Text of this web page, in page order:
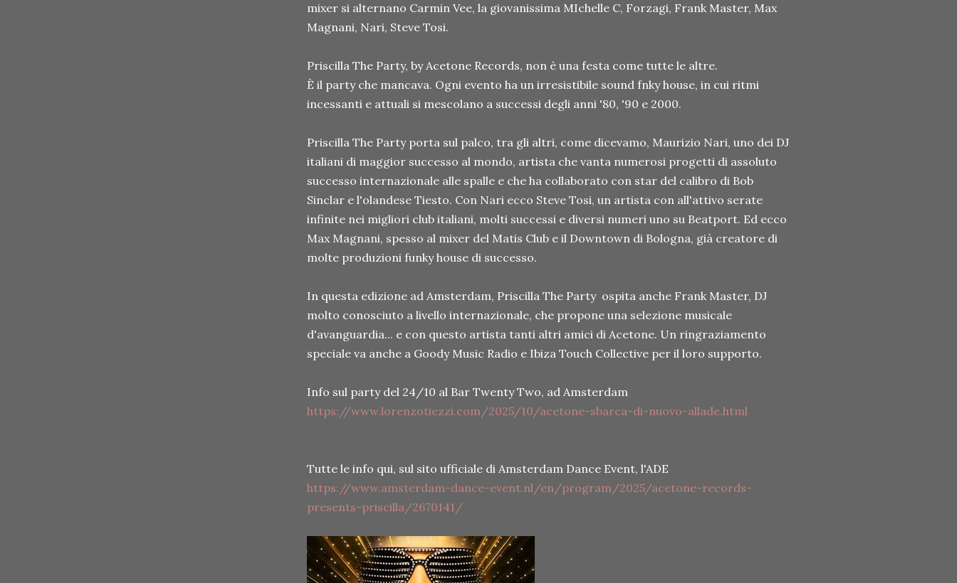
mixer si alternano Carmin Vee, la giovanissima MIchelle C, Forzagi, Frank Master, Max
Magnani, Nari, Steve Tosi.
Priscilla The Party, by Acetone Records, non è una festa come tutte le altre.
È il party che mancava. Ogni evento ha un irresistibile sound fnky house, in cui ritmi
incessanti e attuali si mescolano a successi degli anni '80, '90 e 2000.
Priscilla The Party porta sul palco, tra gli altri, come dicevamo, Maurizio Nari, uno dei DJ
italiani di maggior successo al mondo, artista che vanta numerosi progetti di assoluto
successo internazionale alle spalle e che ha collaborato con star del calibro di Bob
Sinclar e l'olandese Tiesto. Con Nari ecco Steve Tosi, un artista con all'attivo serate
infinite nei migliori club italiani, molti successi e diversi numeri uno su Beatport. Ed ecco
Max Magnani, spesso al mixer del Matis Club e il Downtown di Bologna, già creatore di
molte produzioni funky house di successo.
In questa edizione ad Amsterdam, Priscilla The Party ospita anche Frank Master, DJ
molto conosciuto a livello internazionale, che propone una selezione musicale
d'avanguardia... e con questo artista tanti altri amici di Acetone. Un ringraziamento
speciale va anche a Goody Music Radio e Ibiza Touch Collective per il loro supporto.
Info sul party del 24/10 al Bar Twenty Two, ad Amsterdam
https://www.lorenzotiezzi.com/2025/10/acetone-sbarca-di-nuovo-allade.html
Tutte le info qui, sul sito ufficiale di Amsterdam Dance Event, l'ADE
https://www.amsterdam-dance-event.nl/en/program/2025/acetone-records-
presents-priscilla/2670141/